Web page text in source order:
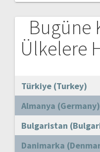
Bugüne
Ülkelere
Türkiye (Turkey)
Almanya (Germany)
Bulgaristan
Danimarka